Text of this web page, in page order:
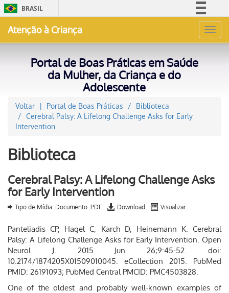
BRASIL
Acesso à informação
Atenção à Criança
Portal de Boas Práticas em Saúde
da Mulher, da Criança e do
Adolescente
Voltar Portal de Boas Práticas
Biblioteca
Cerebral Palsy: A Lifelong Challenge Asks for Early
Intervention
Biblioteca
Cerebral Palsy: A Lifelong Challenge Asks
for Early Intervention
Tipo de Mídia: Documento .PDF Download Visualizar
Panteliadis CP, Hagel C, Karch D, Heinemann K. Cerebral
Palsy: A Lifelong Challenge Asks for Early Intervention. Open
Neurol J. 2015 Jun 26;9:45-52. doi:
10.2174/1874205X01509010045. eCollection 2015. PubMed
PMID: 26191093; PubMed Central PMCID: PMC4503828.
One of the oldest and probably well-known examples of